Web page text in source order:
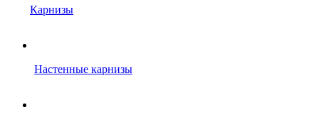
Карнизы
Настенные карнизы